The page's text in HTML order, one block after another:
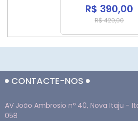
R$ 390,00
R$ 420,00
CONTACTE-NOS
AV João Ambrosio nº 40, Nova Itaju -
058